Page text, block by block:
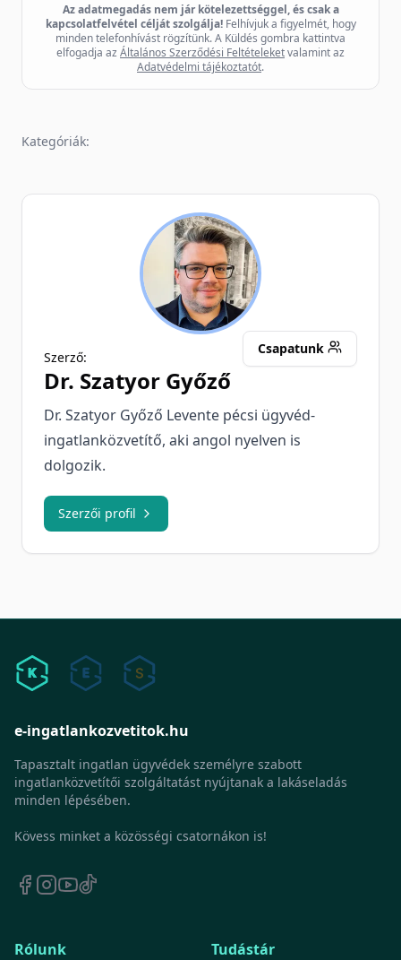
Az adatmegadás nem jár kötelezettséggel, és csak a
kapcsolatfelvétel célját szolgálja! Felhívjuk a figyelmét, hogy
minden telefonhívást rögzítünk. A Küldés gombra kattintva
elfogadja az Általános Szerződési Feltételeketvalamint az
Adatvédelmi tájékoztatót.
Kategóriák:
SG
Szerző:
Csapatunk
Dr. Szatyor Győző
Dr. Szatyor Győző Levente pécsi ügyvéd-
ingatlanközvetítő, aki angol nyelven is
dolgozik.
Szerzői profil
e-ingatlankozvetitok.hu
Tapasztalt ingatlan ügyvédek személyre szabott
ingatlanközvetítői szolgáltatást nyújtanak a lakáseladás
minden lépésében.
Kövess minket a közösségi csatornákon is!
Rólunk
Tudástár